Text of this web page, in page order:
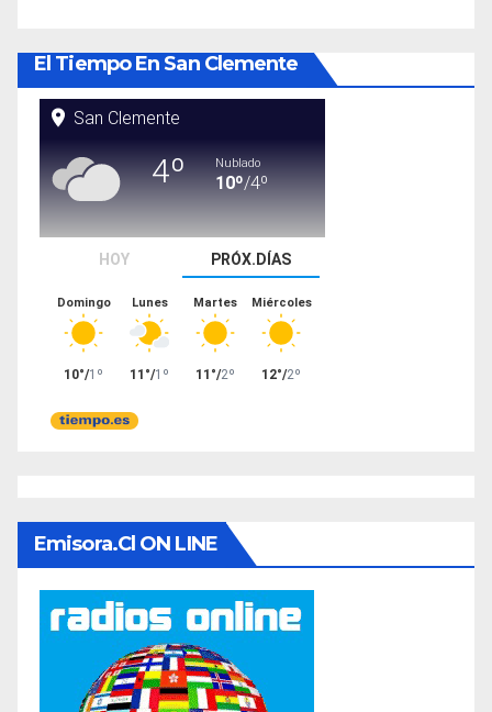
El Tiempo En San Clemente
Emisora.cl ON LINE